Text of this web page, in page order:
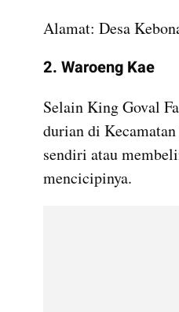
Alamat: Desa
2. Waroeng Kae
Selain King Goval
durian di
sendiri atau
mencicipinya.